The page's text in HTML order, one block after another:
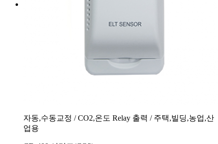
자동,수동교정 / CO2,온도 Relay 출력 / 주택,빌딩,농업,산
업용